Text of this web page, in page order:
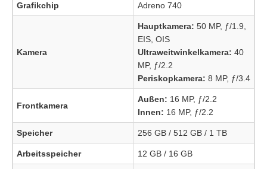
Grafikchip Adreno 740
Kamera
Hauptkamera: 50 MP, ƒ/1.9,
EIS, OIS
Ultraweitwinkelkamera: 40
MP, ƒ/2.2
Periskopkamera: 8 MP, ƒ/3.4
Frontkamera
Außen: 16 MP, ƒ/2.2
Innen: 16 MP, ƒ/2.2
Speicher 256 GB / 512 GB / 1 TB
Arbeitsspeicher 12 GB / 16 GB